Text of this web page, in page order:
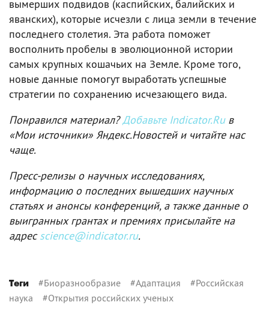
вымерших подвидов (каспийских, балийских и
яванских), которые исчезли с лица земли в течение
последнего столетия. Эта работа поможет
восполнить пробелы в эволюционной истории
самых крупных кошачьих на Земле. Кроме того,
новые данные помогут выработать успешные
стратегии по сохранению исчезающего вида.
Понравился материал?Добавьте Indicator.Ruв
«Мои источники» Яндекс.Новостей и читайте нас
чаще.
Пресс-релизы о научных исследованиях,
информацию о последних вышедших научных
статьях и анонсы конференций, а также данные о
выигранных грантах и премиях присылайте на
адресscience@indicator.ru.
Теги #Биоразнообразие #Адаптация #Российская
наука #Открытия российских ученых